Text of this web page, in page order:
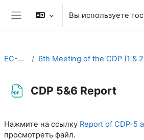
Перейти к основному содержанию
Боковая панель
Вы используете
EC-CDP
CDP 5&6 Report
Нажмите на ссылку Report of CDP-5
просмотреть файл.